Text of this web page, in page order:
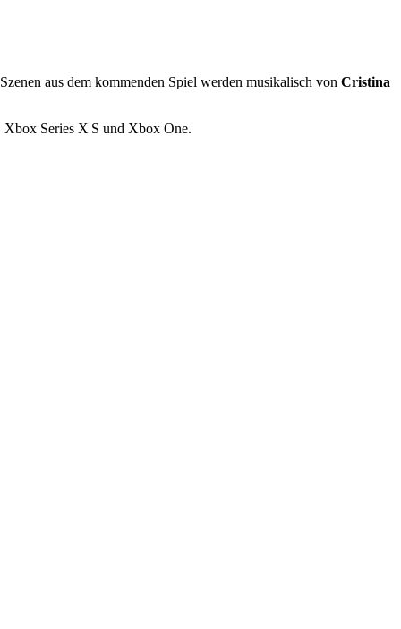
aus dem kommenden Spiel werden musikalisch von Cristina
Xbox Series X|S und Xbox One.